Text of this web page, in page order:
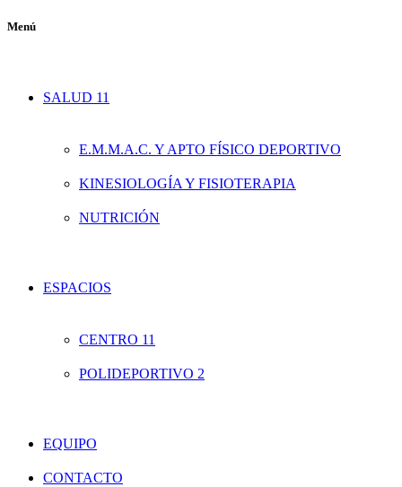
Menú
SALUD 11
E.M.M.A.C. Y APTO FÍSICO DEPORTIVO
KINESIOLOGÍA Y FISIOTERAPIA
NUTRICIÓN
ESPACIOS
CENTRO 11
POLIDEPORTIVO 2
EQUIPO
CONTACTO